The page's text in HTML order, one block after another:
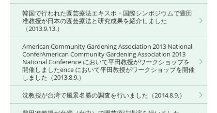
韓国で行われた園芸療法エキスポ・国際シンポジウムで豊田
准教授が日本の園芸療法と研究成果を紹介しました
（2013.9.13.）
American Community Gardening Association 2013 National
ConferAmerican Community Gardening Association 2013
National Conference において平田教授がワークショップを
開催しましたence において平田教授がワークショップを開催
しました（2013.8.9.）
沈教授が台湾で風景名勝の調査を行いました（2014.8.9.）